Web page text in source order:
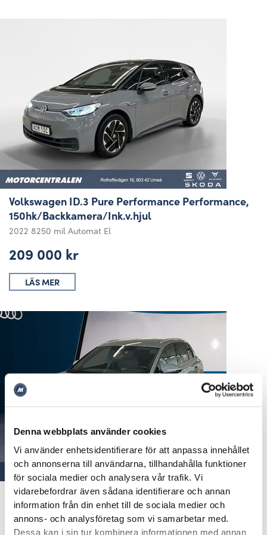
Denna webbplats använder cookies
Vi använder enhetsidentifierare för att anpassa innehållet
och annonserna till användarna, tillhandahålla funktioner
för sociala medier och analysera vår trafik. Vi
vidarebefordrar även sådana identifierare och annan
information från din enhet till de sociala medier och
annons- och analysföretag som vi samarbetar med.
Dessa kan i sin tur kombinera informationen med annan
Volkswagen ID.3 Pure Performance Performance,
150hk/Backkamera/Ink.v.hjul
2022 8250 mil Automat El
209 000 kr
LÄS MER
Audi Q4 45 e-tron quattro PROLINE 195,00 KW
2023 4671 mil Automat El